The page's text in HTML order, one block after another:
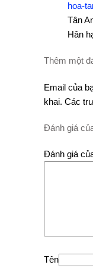
hoa-
Tân
Hân
Thêm một
Email của
khai. Các
Đánh giá
Đánh giá
Tên